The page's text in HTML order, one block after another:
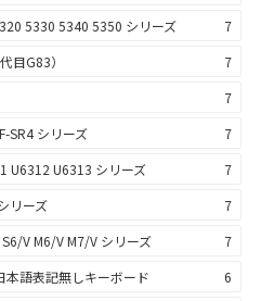
5330 5340 5350 シリーズ
7
目G83）
7
7
SR4 シリーズ
7
U6312 U6313 シリーズ
7
リーズ
7
V M6/V M7/V シリーズ
7
本語表記無しキーボード
6